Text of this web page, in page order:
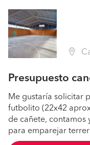
Presupuesto
Me gustaría solicitar
futbolito (22x42
de cañete, contamos
para emparejar